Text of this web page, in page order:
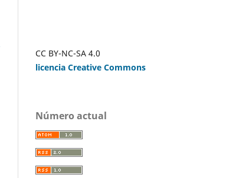
CC BY-NC-SA 4.0
licencia Creative Commons
Número actual